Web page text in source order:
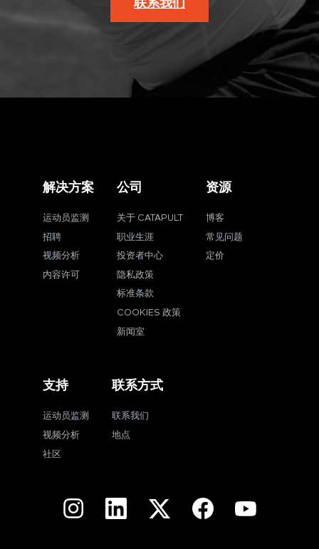
联系我们
解决方案
运动员监测
招聘
视频分析
内容许可
公司
关于 CATAPULT
职业生涯
投资者中心
隐私政策
标准条款
COOKIES 政策
新闻室
资源
博客
常见问题
定价
支持
运动员监测
视频分析
社区
联系方式
联系我们
地点